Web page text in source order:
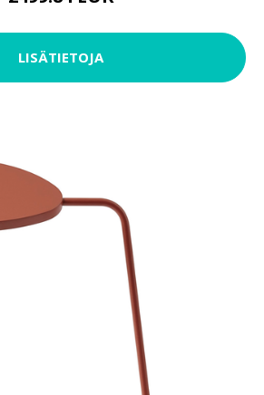
LISÄTIETOJA